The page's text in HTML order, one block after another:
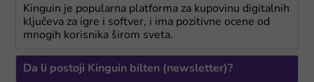
Kinguin je popularna platforma za kupovinu digitalnih
ključeva za igre i softver, i ima pozitivne ocene od
mnogih korisnika širom sveta.
Da li postoji Kinguin bilten (newsletter)?